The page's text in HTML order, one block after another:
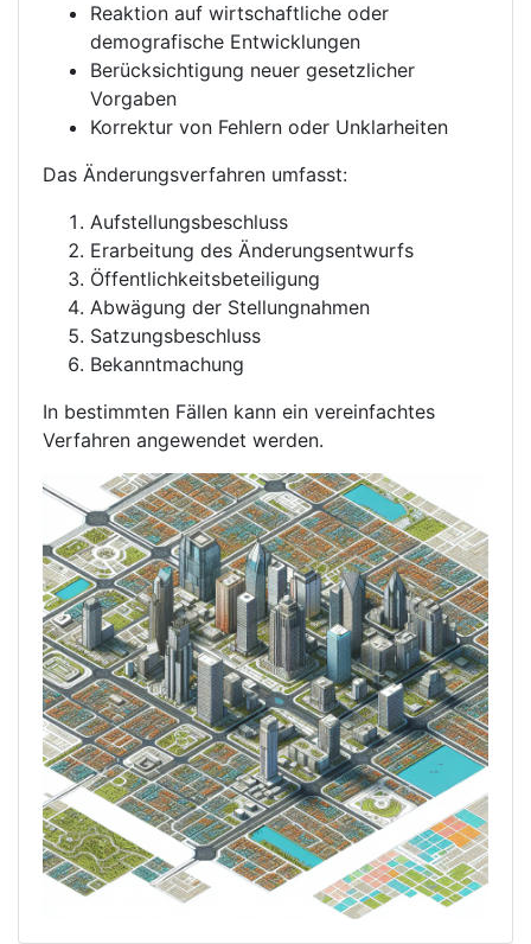
Reaktion auf wirtschaftliche oder
demografische Entwicklungen
Berücksichtigung neuer gesetzlicher
Vorgaben
Korrektur von Fehlern oder Unklarheiten
Das Änderungsverfahren umfasst:
Aufstellungsbeschluss
Erarbeitung des Änderungsentwurfs
Öffentlichkeitsbeteiligung
Abwägung der Stellungnahmen
Satzungsbeschluss
Bekanntmachung
In bestimmten Fällen kann ein vereinfachtes
Verfahren angewendet werden.